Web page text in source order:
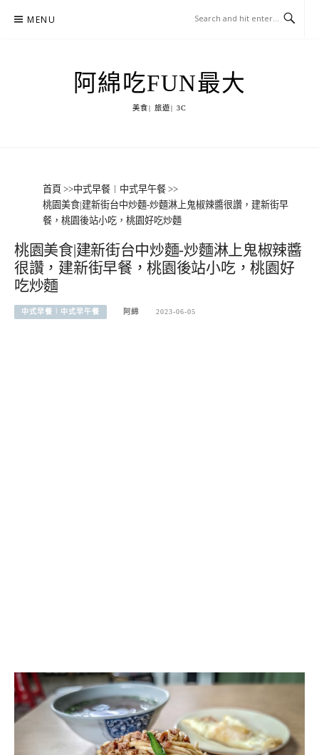
MENU
阿綿吃FUN最大
美食| 旅遊| 3C
首頁 >>中式早餐︱中式早午餐 >>
桃園美食|建新街台中炒麵-炒麵淋上鬼椒辣醬很讚，建新街早
餐，桃園後站小吃，桃園好吃炒麵
桃園美食|建新街台中炒麵-炒麵淋上鬼椒辣醬
很讚，建新街早餐，桃園後站小吃，桃園好
吃炒麵
中式早餐︱中式早午餐 阿綿 2023-06-05